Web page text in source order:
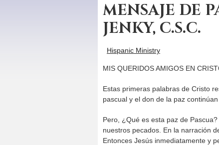
MENSAJE DE
JENKY, C.S.C.
Hispanic Ministry
MIS QUERIDOS AMIGOS EN
Estas primeras palabras de Cristo
pascual y el don de la paz
Pero, ¿Qué es esta paz de
nuestros pecados. En la narración
Entonces Jesús inmediatamente y